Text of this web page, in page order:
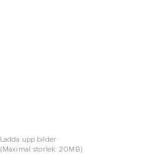
Ladda upp bilder
(Maximal storlek: 20MB)